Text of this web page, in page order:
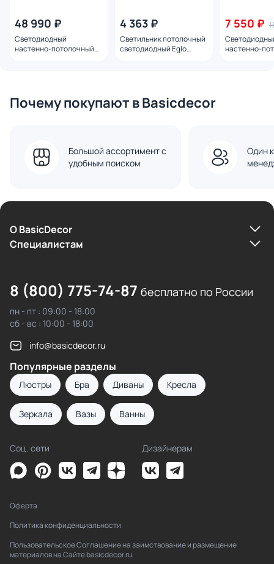
48 990 ₽
Светодиодный
настенно-потолочный
6500K, сталь, бронзовый,
черный 390506
4 363 ₽
Светильник потолочный
светодиодный Eglo
7 550 ₽
настенно-
Почему покупают в Basicdecor
Большой ассортимент с
удобным поиском
Один
О BasicDecor
Cпециалистам
8 (800) 775-74-87 бесплатно по России
пн - пт : 09:00 - 18:00
сб - вс : 10:00 - 18:00
info@basicdecor.ru
Популярные разделы
Люстры Бра Диваны Кресла
Зеркала Вазы Ванны
Соц. сети Дизайнерам
Оферта
Политика конфиденциальности
Пользовательское Соглашение на заимствование и размещение
материалов на Сайте basicdecor.ru